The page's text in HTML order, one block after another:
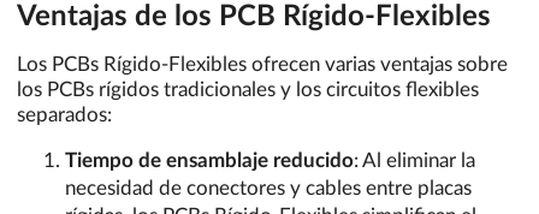
Ventajas de los PCB Rígido-Flexibles
Los PCBs Rígido-Flexibles ofrecen varias ventajas sobre
los PCBs rígidos tradicionales y los circuitos flexibles
separados:
Tiempo de ensamblaje reducido: Al eliminar la
necesidad de conectores y cables entre placas